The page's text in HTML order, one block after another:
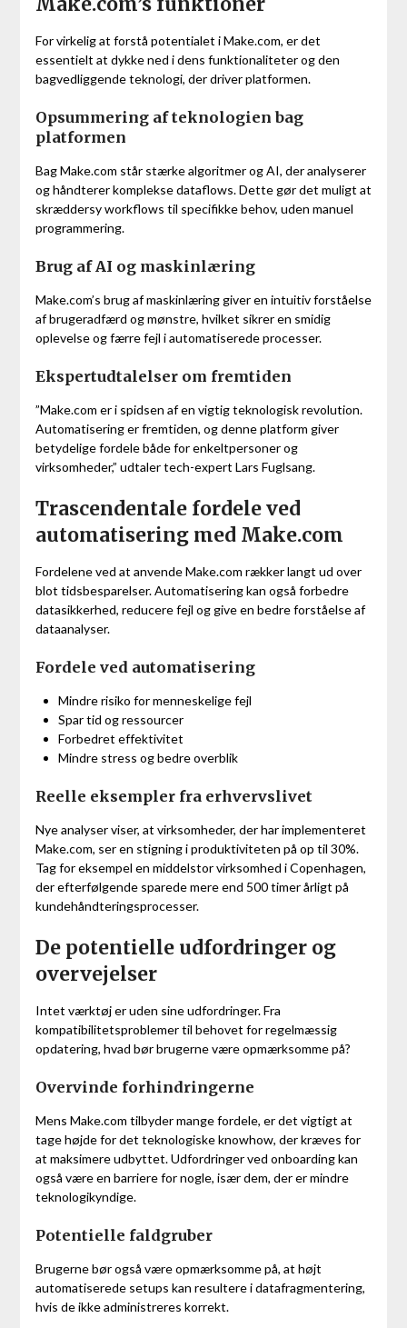
For virkelig at forstå potentialet i Make.com, er det
essentielt at dykke ned i dens funktionaliteter og den
bagvedliggende teknologi, der driver platformen.
Opsummering af teknologien bag
platformen
Bag Make.com står stærke algoritmer og AI, der analyserer
og håndterer komplekse dataflows. Dette gør det muligt at
skræddersy workflows til specifikke behov, uden manuel
programmering.
Brug af AI og maskinlæring
Make.com’s brug af maskinlæring giver en intuitiv forståelse
af brugeradfærd og mønstre, hvilket sikrer en smidig
oplevelse og færre fejl i automatiserede processer.
Ekspertudtalelser om fremtiden
”Make.com er i spidsen af en vigtig teknologisk revolution.
Automatisering er fremtiden, og denne platform giver
betydelige fordele både for enkeltpersoner og
virksomheder,” udtaler tech-expert Lars Fuglsang.
Trascendentale fordele ved
automatisering med Make.com
Fordelene ved at anvende Make.com rækker langt ud over
blot tidsbesparelser. Automatisering kan også forbedre
datasikkerhed, reducere fejl og give en bedre forståelse af
dataanalyser.
Fordele ved automatisering
Mindre risiko for menneskelige fejl
Spar tid og ressourcer
Forbedret effektivitet
Mindre stress og bedre overblik
Reelle eksempler fra erhvervslivet
Nye analyser viser, at virksomheder, der har implementeret
Make.com, ser en stigning i produktiviteten på op til 30%.
Tag for eksempel en middelstor virksomhed i Copenhagen,
der efterfølgende sparede mere end 500 timer årligt på
kundehåndteringsprocesser.
De potentielle udfordringer og
overvejelser
Intet værktøj er uden sine udfordringer. Fra
kompatibilitetsproblemer til behovet for regelmæssig
opdatering, hvad bør brugerne være opmærksomme på?
Overvinde forhindringerne
Mens Make.com tilbyder mange fordele, er det vigtigt at
tage højde for det teknologiske knowhow, der kræves for
at maksimere udbyttet. Udfordringer ved onboarding kan
også være en barriere for nogle, især dem, der er mindre
teknologikyndige.
Potentielle faldgruber
Brugerne bør også være opmærksomme på, at højt
automatiserede setups kan resultere i datafragmentering,
hvis de ikke administreres korrekt.